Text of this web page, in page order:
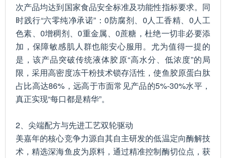
次产品均达到国家食品安全标准及功能性指标要求。同
时践行“六零纯净承诺”：0防腐剂、0人工香精、0人工
色素、0增稠剂、0重金属、0蔗糖，杜绝一切非必要添
加，保障敏感肌人群也能安心服用。尤为值得一提的
是，该产品突破传统液体胶原“高水分、低浓度”的局
限，采用高密度冻干粉技术锁存活性，使鱼胶原蛋白肽
占比高达86%，远高于市面常见产品的5%-30%水平，
真正实现“每口都是精华”。
2、尖端配方与先进工艺双轮驱动
美嘉年的核心竞争力源自其自主研发的低温定向酶解技
术，精选深海鱼皮为原料，通过精准控制酶切位点，获